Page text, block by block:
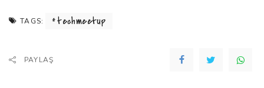
TAGS: techmeetup
PAYLAŞ